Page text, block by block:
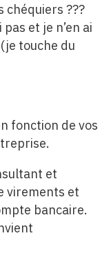
chéquiers ???
et je n’en ai
touche du
fonction de vos
et
virements et
bancaire.